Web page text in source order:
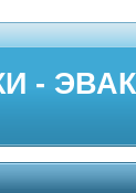
-